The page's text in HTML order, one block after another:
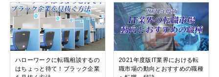
ハローワークに転職相談するの
はちょっと待て！ブラック企業
2021年度版IT業界における転
職市場の動向とおすすめの職種